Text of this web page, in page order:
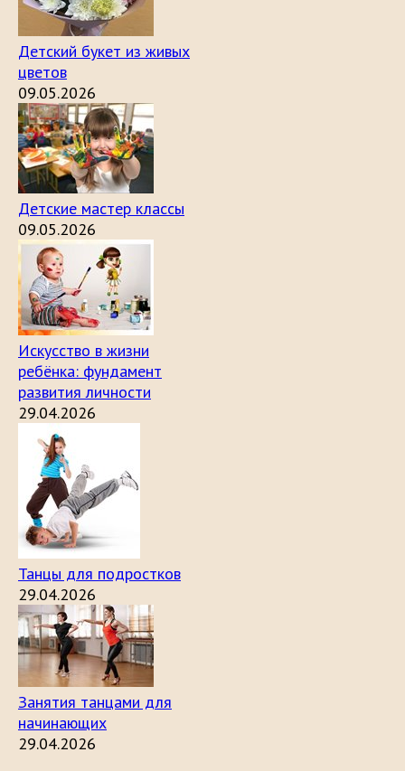
Детский букет из живых
цветов
09.05.2026
Детские мастер классы
09.05.2026
Искусство в жизни
ребёнка: фундамент
развития личности
29.04.2026
Танцы для подростков
29.04.2026
Занятия танцами для
начинающих
29.04.2026